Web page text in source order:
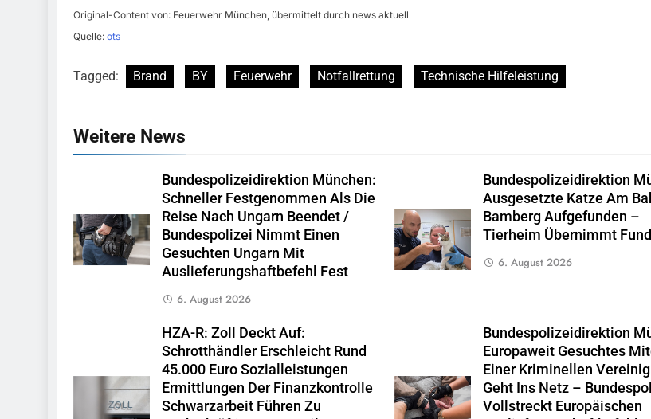
Original-Content von: Feuerwehr München, übermittelt durch news aktuell
Quelle: ots
Tagged: Brand BY Feuerwehr Notfallrettung Technische Hilfeleistung
Weitere News
Bundespolizeidirektion München:
Schneller Festgenommen Als Die
Reise Nach Ungarn Beendet /
Bundespolizei Nimmt Einen
Gesuchten Ungarn Mit
Auslieferungshaftbefehl Fest
6. August 2026
Bundespolizeidirektion
Ausgesetzte Katze Am
Bamberg Aufgefunden –
Tierheim Übernimmt
6. August 2026
HZA-R: Zoll Deckt Auf:
Schrotthändler Erschleicht Rund
45.000 Euro Sozialleistungen
Ermittlungen Der Finanzkontrolle
Schwarzarbeit Führen Zu
Bundespolizeidirektion
Europaweit Gesuchtes
Einer Kriminellen
Geht Ins Netz –
Vollstreckt Europäischen